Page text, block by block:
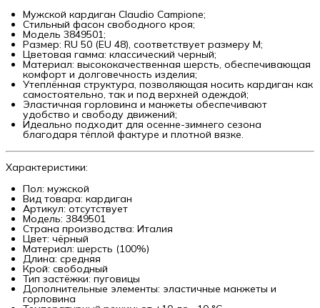
Мужской кардиган Claudio Campione;
Стильный фасон свободного кроя;
Модель 3849501;
Размер: RU 50 (EU 48), соответствует размеру М;
Цветовая гамма: классический черный;
Материал: высококачественная шерсть, обеспечивающая
комфорт и долговечность изделия;
Утеплённая структура, позволяющая носить кардиган как
самостоятельно, так и под верхней одеждой;
Эластичная горловина и манжеты обеспечивают
удобство и свободу движений;
Идеально подходит для осенне-зимнего сезона
благодаря тёплой фактуре и плотной вязке.
Характеристики:
Пол: мужской
Вид товара: кардиган
Артикул: отсутствует
Модель: 3849501
Страна производства: Италия
Цвет: чёрный
Материал: шерсть (100%)
Длина: средняя
Крой: свободный
Тип застёжки: пуговицы
Дополнительные элементы: эластичные манжеты и
горловина